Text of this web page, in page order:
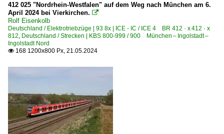
412 025 "Nordrhein-Westfalen" auf dem Weg nach München am 6.
April 2024 bei Vierkirchen. 
Rolf Eisenkolb
Deutschland / Elektrotriebzüge | 93 8x | ICE - IC / ICE 4 BR 412 · x 412 · x
812, Deutschland / Strecken | KBS 800-999 / 900 München – Ingolstadt –
Ingolstadt Nord
 168 1200x800 Px, 21.05.2024